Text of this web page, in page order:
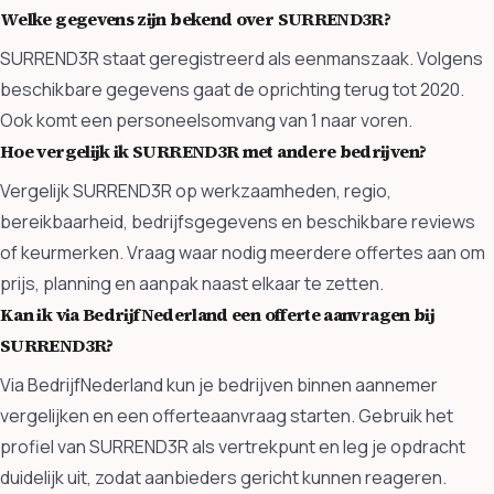
Welke gegevens zijn bekend over SURREND3R?
SURREND3R staat geregistreerd als eenmanszaak. Volgens
beschikbare gegevens gaat de oprichting terug tot 2020.
Ook komt een personeelsomvang van 1 naar voren.
Hoe vergelijk ik SURREND3R met andere bedrijven?
Vergelijk SURREND3R op werkzaamheden, regio,
bereikbaarheid, bedrijfsgegevens en beschikbare reviews
of keurmerken. Vraag waar nodig meerdere offertes aan om
prijs, planning en aanpak naast elkaar te zetten.
Kan ik via BedrijfNederland een offerte aanvragen bij
SURREND3R?
Via BedrijfNederland kun je bedrijven binnen aannemer
vergelijken en een offerteaanvraag starten. Gebruik het
profiel van SURREND3R als vertrekpunt en leg je opdracht
duidelijk uit, zodat aanbieders gericht kunnen reageren.